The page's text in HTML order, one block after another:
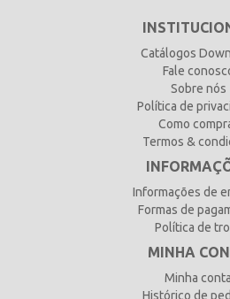
Catálogos
Fale
Sobre nós
Política de
Como
Termos &
Informações de
Formas de
Política de
MINHA
Minha conta
Histórico de